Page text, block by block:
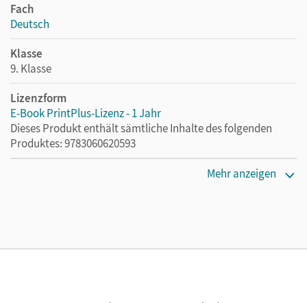
Fach
Deutsch
Klasse
9. Klasse
Lizenzform
E-Book PrintPlus-Lizenz - 1 Jahr
Dieses Produkt enthält sämtliche Inhalte des folgenden
Produktes: 9783060620593
ein Jahr lang ergänzend zum Print-Titel nutzen möchten.
Mehr anzeigen